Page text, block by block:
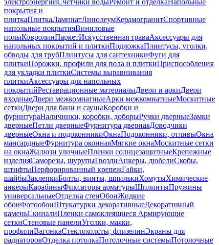
электроэнергииСчетчики водыРемонт и отделкаНапольные
покрытия и
плиткаПлиткаЛаминатЛинолеумКерамогранитСпортивные
напольные покрытияВиниловые
полыКовролинПаркетИскусственная траваАксессуары для
напольных покрытий и плиткиПодложкаПлинтусы, уголки,
обводы для трубПлинтусы для сантехникиФуги для
плиткиПорожки, профили для пола и плиткиПриспособления
для укладки плиткиСистемы выравнивания
плиткиАксессуары для напольных
покрытийРеставрационные материалыДвери и аркиДвери
входныеДвери межкомнатныеАрки межкомнатныеМоскитные
сеткиДвери для бани и сауныКоробки и
фурнитураНаличники, коробки, доборыРучки дверныеЗамки
дверныеПетли дверныеФурнитура двернаяДоводчики
дверныеОкна и подоконникиОкнаПодоконники, отливыОкна
мансардныеФурнитура оконнаяМягкие окнаМоскитные сетки
на окнаЖалюзи уличныеПленки солнцезащитныеКрепежные
изделияСаморезы, шурупыГвоздиАнкеры, дюбелиСкобы,
штифтыПерфорированный крепежГайки,
шайбыЗаклепкиБолты, винты, шпилькиХомутыХимические
анкерыКарабиныФиксаторы арматурыШплинтыПружины
универсальныеОтделка стенОбоиЖидкие
обоиФотообоиШтукатурки декоративныеДекоративный
каменьСкиналиПленки самоклеящиеся Армирующие
сеткиСтеновые панелиУголки, маяки,
профилиВагонкаСтеклохолсты, флизелинЭкраны для
радиаторовОтделка потолкаПотолочные системыПотолочные